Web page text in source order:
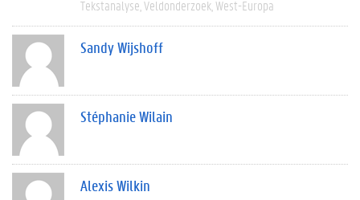
Tekstanalyse Veldonderzoek West-Europa
Sandy Wijshoff
Stéphanie Wilain
Alexis Wilkin